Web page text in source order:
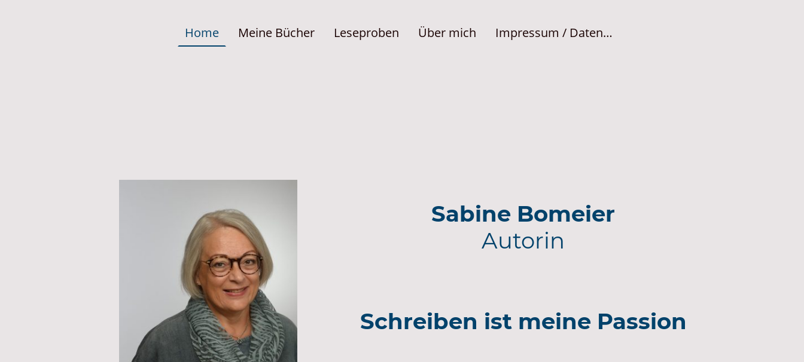
Home Meine Bücher Leseproben Über mich Impressum / Datenschutz
Sabine Bomeier
Autorin
Schreiben ist meine Passion